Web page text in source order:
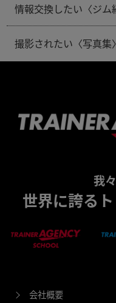
情報交換したい〈ジム
撮影されたい〈写真集〉
我
世界に誇る
会社概要